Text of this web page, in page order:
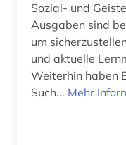
Sozial- und
Ausgaben sind
um
und aktuelle
Weiterhin haben
Such... Mehr